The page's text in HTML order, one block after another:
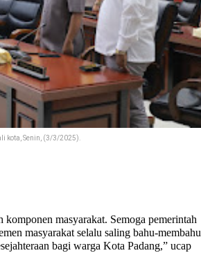
kota, Senin, (3/3/2025).
komponen masyarakat. Semoga pemerintah
masyarakat selalu saling bahu-membahu
bagi warga Kota Padang,” ucap